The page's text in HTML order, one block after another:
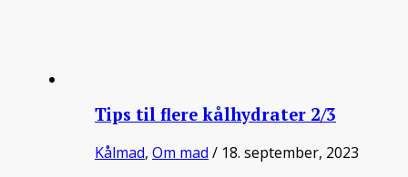
Tips til flere kålhydrater 2/3
Kålmad, Om mad / 18. september, 2023